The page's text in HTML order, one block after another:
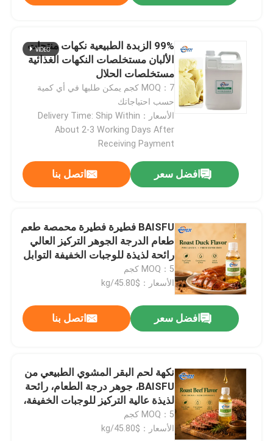
99% الزبدة الطبيعية نكهات منتجات
الألبان مستخلصات النكهات الغذائية
مستخلصات الحلال
MOQ：7 كجم يمكن طلبها في أي كمية
حسب احتياجاتك
الأسعار：Delivery Time: Ship Within
About 2-3 Working Days After
Receiving Payment
افضل سعر اتصل بنا
BAISFU فطيرة فطيرة محمصة طعم
طعام الدرجة الجوهر التركيز العالي
رائحة لذيذة للوجبات الخفيفة التوابل
الطعام الفوري
MOQ：5 كجم
الأسعار：$45.80/kg
افضل سعر اتصل بنا
نكهة لحم البقر المشوي الطبيعي من
BAISFU، جوهر درجة الطعام، رائحة
لذيذة عالية التركيز للوجبات الخفيفة،
توابل الطعام الفوري
MOQ：5 كجم
الأسعار：$45.80/kg